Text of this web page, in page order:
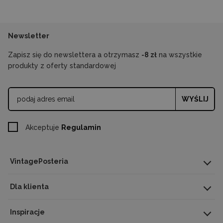
VintagePosteria
Dla klienta
Inspiracje
Newsletter
Zapisz się do newslettera a otrzymasz -8 zł na wszystkie
produkty z oferty standardowej
WYŚLIJ
Akceptuje Regulamin